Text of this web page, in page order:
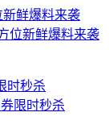
位新鲜爆料来袭
限时秒杀